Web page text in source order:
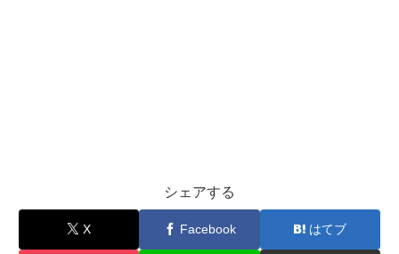
シェアする
X Facebook はてブ